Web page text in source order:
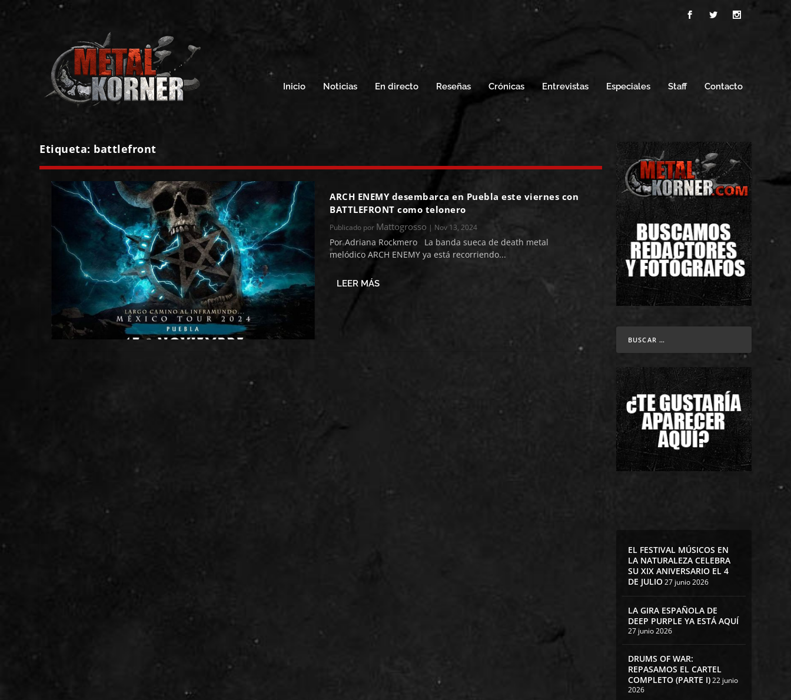
Inicio Noticias En directo Reseñas Crónicas Entrevistas Especiales Staff Contacto
Etiqueta: battlefront
ARCH ENEMY desembarca en Puebla este viernes con
BATTLEFRONT como telonero
Publicado por Mattogrosso | Nov 13, 2024
Por Adriana Rockmero La banda sueca de death metal
melódico ARCH ENEMY ya está recorriendo...
LEER MÁS
EL FESTIVAL MÚSICOS EN
LA NATURALEZA CELEBRA
SU XIX ANIVERSARIO EL 4
DE JULIO27 junio 2026
LA GIRA ESPAÑOLA DE
DEEP PURPLE YA ESTÁ AQUÍ
27 junio 2026
DRUMS OF WAR:
REPASAMOS EL CARTEL
COMPLETO (PARTE I)22 junio
2026